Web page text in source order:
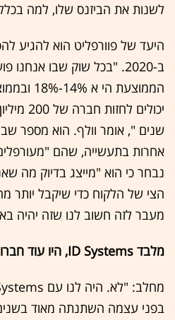
לשנות את הביזנס שלו, למה
ב-2020. "בכל שוק שבו
יכולים
שנים ", אומר וולף. הוא מספר
אחרות בתעשייה, שהם
נבחר כי הוא "מייצג בדיוק מה
הצי של הלקוח כדי שיקבל יותר
מעבר לזה חשוב לנו שזה יהיה
מלבד ID Systems, היו עוד חברות שרצו לרכוש את פוינטר?
בפני עצמה השתנתה מאוד